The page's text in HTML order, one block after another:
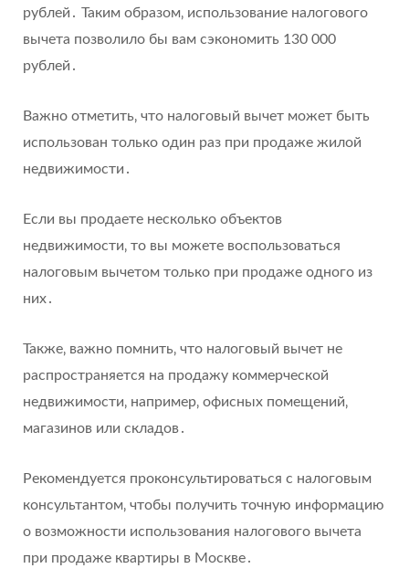
рублей․ Таким образом‚ использование налогового
вычета позволило бы вам сэкономить 130 000
рублей․
Важно отметить‚ что налоговый вычет может быть
использован только один раз при продаже жилой
недвижимости․
Если вы продаете несколько объектов
недвижимости‚ то вы можете воспользоваться
налоговым вычетом только при продаже одного из
них․
Также‚ важно помнить‚ что налоговый вычет не
распространяется на продажу коммерческой
недвижимости‚ например‚ офисных помещений‚
магазинов или складов․
Рекомендуется проконсультироваться с налоговым
консультантом‚ чтобы получить точную информацию
о возможности использования налогового вычета
при продаже квартиры в Москве․